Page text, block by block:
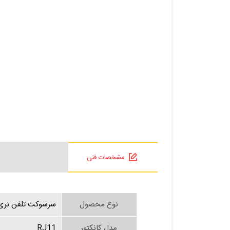
مشخصات فنی
نوع محصول
سرسوکت تلفن